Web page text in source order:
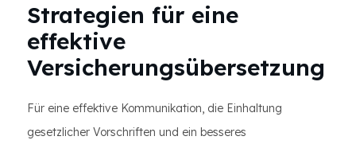
Strategien für eine
effektive
Versicherungsübersetzung
Für eine effektive Kommunikation, die Einhaltung
gesetzlicher Vorschriften und ein besseres